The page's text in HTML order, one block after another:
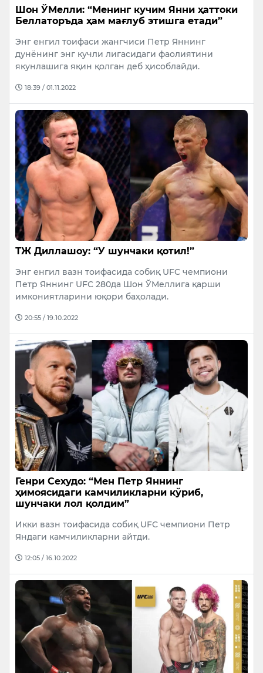
Шон ЎМелли: “Менинг кучим Янни ҳаттоки
Беллаторъда ҳам мағлуб этишга етади”
Энг енгил тоифаси жангчиси Петр Яннинг
дунёнинг энг кучли лигасидаги фаолиятини
якунлашига яқин қолган деб ҳисоблайди.
18:39 / 01.11.2022
ТЖ Диллашоу: “У шунчаки қотил!”
Энг енгил вазн тоифасида собиқ UFC чемпиони
Петр Яннинг UFC 280да Шон ЎМеллига қарши
имкониятларини юқори баҳолади.
20:55 / 19.10.2022
Генри Cехудо: “Мен Петр Яннинг
ҳимоясидаги камчиликларни кўриб,
шунчаки лол қолдим”
Икки вазн тоифасида собиқ UFC чемпиони Петр
Яндаги камчиликларни айтди.
12:05 / 16.10.2022